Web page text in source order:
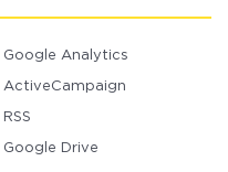
Google Analytics
ActiveCampaign
RSS
Google Drive